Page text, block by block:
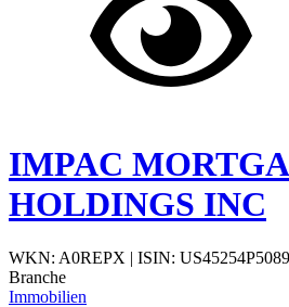
IMPAC
HOLDINGS INC
WKN: A0REPX | ISIN: US45254P5089
Branche
Immobilien